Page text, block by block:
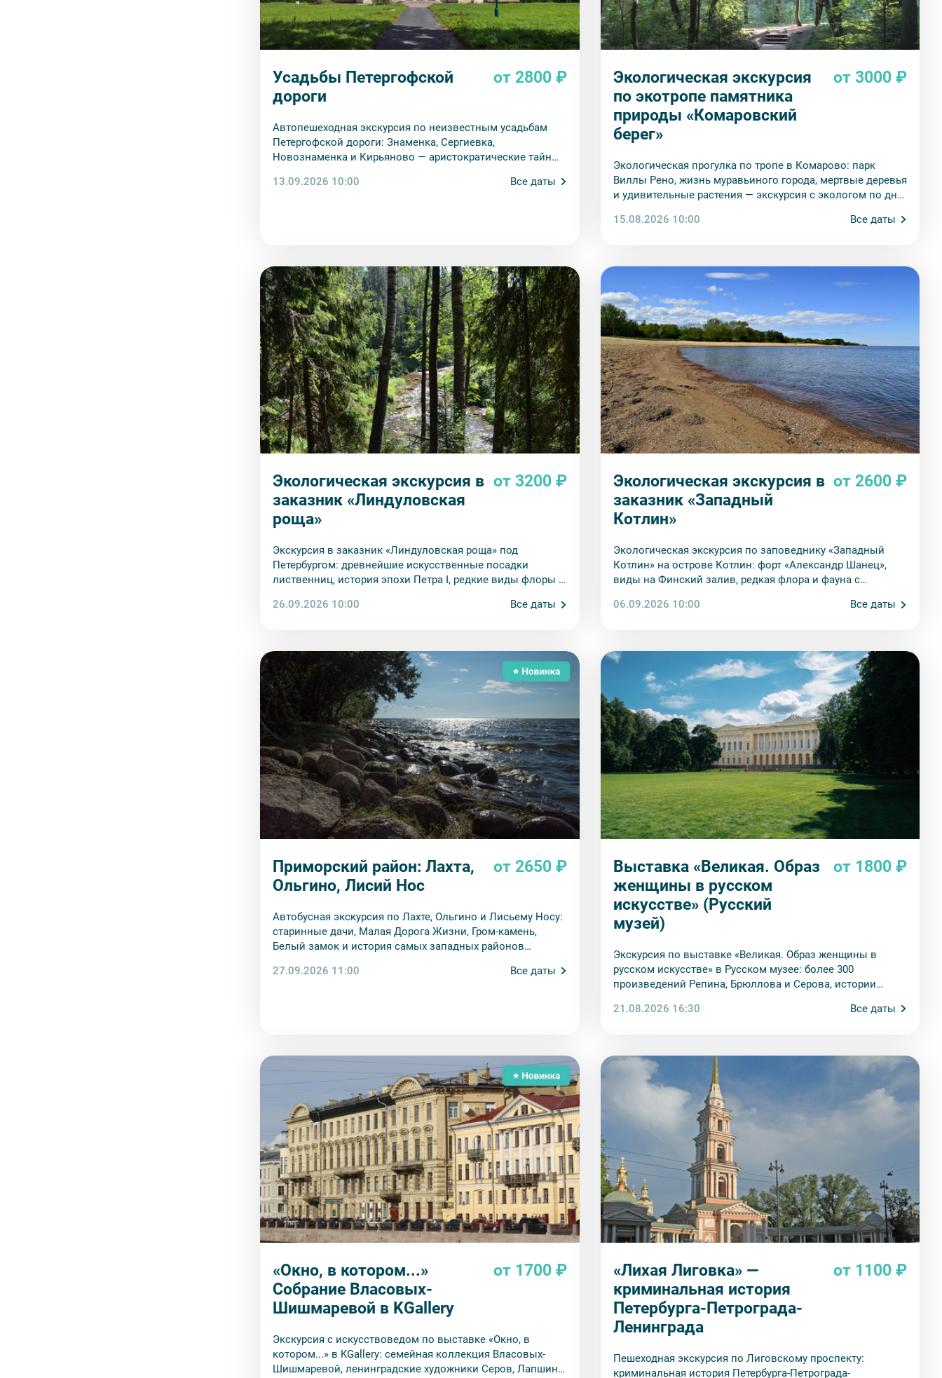
Усадьбы Петергофской
дороги
от 2800 ₽
Автопешеходная экскурсия по неизвестным усадьбам
Петергофской дороги: Знаменка, Сергиевка,
Новознаменка и Кирьяново — аристократические тайны
13.09.2026 10:00 Все даты
Экологическая экскурсия
по экотропе памятника
природы «Комаровский
берег»
от 3000 ₽
Экологическая прогулка по тропе в Комарово: парк
Виллы Рено, жизнь муравьиного города, мертвые деревья
и удивительные растения — экскурсия с экологом по дну
15.08.2026 10:00 Все даты
Экологическая экскурсия в
заказник «Линдуловская
роща»
от 3200 ₽
Экскурсия в заказник «Линдуловская роща» под
Петербургом: древнейшие искусственные посадки
лиственниц, история эпохи Петра I, редкие виды флоры и
26.09.2026 10:00 Все даты
Экологическая экскурсия в
заказник «Западный
Котлин»
от 2600 ₽
Экологическая экскурсия по заповеднику «Западный
Котлин» на острове Котлин: форт «Александр Шанец»,
виды на Финский залив, редкая флора и фауна с
06.09.2026 10:00 Все даты
Приморский район: Лахта,
Ольгино, Лисий Нос
от 2650 ₽
Автобусная экскурсия по Лахте, Ольгино и Лисьему Носу:
старинные дачи, Малая Дорога Жизни, Гром-камень,
Белый замок и история самых западных районов
27.09.2026 11:00 Все даты
Выставка «Великая. Образ
женщины в русском
искусстве» (Русский
музей)
от 1800 ₽
Экскурсия по выставке «Великая. Образ женщины в
русском искусстве» в Русском музее: более 300
произведений Репина, Брюллова и Серова, истории
веков.
21.08.2026 16:30 Все даты
«Окно, в котором...»
Собрание Власовых-
Шишмаревой в KGallery
от 1700 ₽
Экскурсия с искусствоведом по выставке «Окно, в
котором...» в KGallery: семейная коллекция Власовых-
Шишмаревой, ленинградские художники Серов, Лапшин
«Лихая Лиговка» —
криминальная история
Петербурга-Петрограда-
Ленинграда
от 1100 ₽
Пешеходная экскурсия по Лиговскому проспекту:
криминальная история Петербурга-Петрограда-